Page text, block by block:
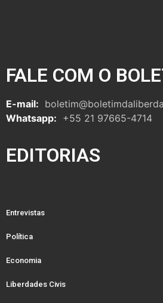
FALE COM O
E-mail:
Whatsapp: +55 21 97665-4714
EDITORIAS
Entrevistas
Política
Economia
Liberdades Civis